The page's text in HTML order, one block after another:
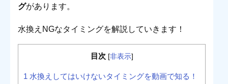
グがあります。
水換えNGなタイミングを解説していきます！
目次 [非表示]
1 水換えしてはいけないタイミングを動画で知る！